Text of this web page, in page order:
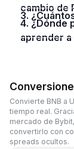
cambio de
3.
4. ¿Dónde puedo encontrar recursos para
aprender
Convierte BNB a
tiempo real.
mercado de
convertirlo con
spreads ocultos.